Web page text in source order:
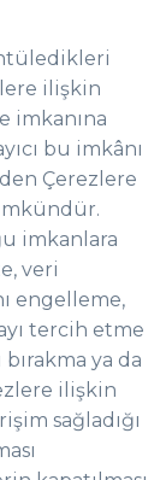
ilişkin
imkanına
bu imkânı
Çerezlere
imkanlara
veri
engelleme,
tercih etme
ya da
ilişkin
sağladığı